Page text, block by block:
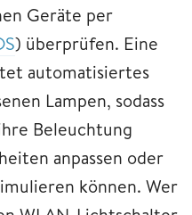
Geräte per
) überprüfen. Eine
automatisiertes
Lampen, sodass
Beleuchtung
anpassen oder
können. Wer